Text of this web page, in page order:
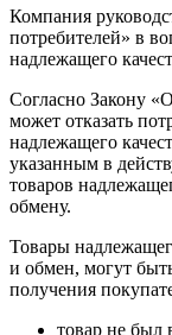
Компания
потребителей» в
надлежащего
Согласно Закону
может отказать
надлежащего
указанным в
товаров
обмену.
Товары
и обмен, могут
получения
товар не был